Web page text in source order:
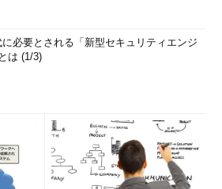
に必要とされる「新型セキュリティエンジ
は (1/3)